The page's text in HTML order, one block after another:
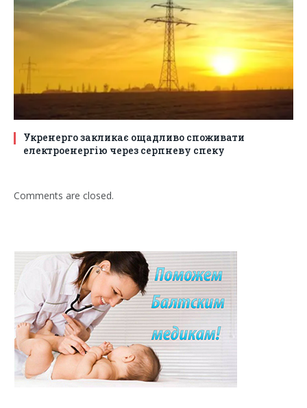
Укренерго закликає ощадливо споживати
електроенергію через серпневу спеку
Comments are closed.